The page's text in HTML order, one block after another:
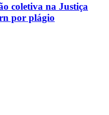
coletiva na Justiça
por plágio